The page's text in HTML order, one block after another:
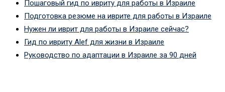
Пошаговый гид по ивриту для работы в Израиле
Подготовка резюме на иврите для работы в Израиле
Нужен ли иврит для работы в Израиле сейчас?
Гид по ивриту Alef для жизни в Израиле
Руководство по адаптации в Израиле за 90 дней